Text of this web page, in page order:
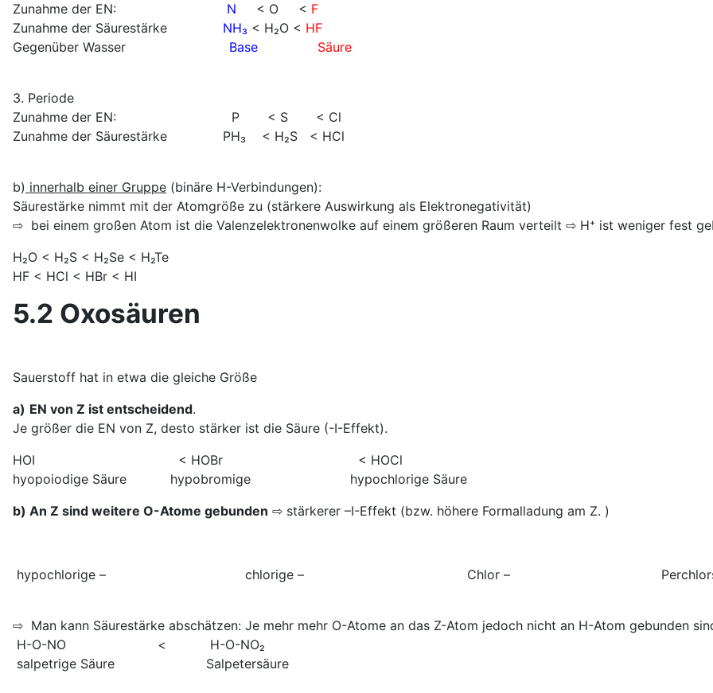
Zunahme der EN: N < O < F
Zunahme der Säurestärke NH₃ < H₂O < HF
Gegenüber Wasser Base Säure
3. Periode
Zunahme der EN: P < S < Cl
Zunahme der Säurestärke PH₃ < H₂S < HCl
b) innerhalb einer Gruppe (binäre H-Verbindungen):
Säurestärke nimmt mit der Atomgröße zu (stärkere Auswirkung als Elektronegativität)
⇨ bei einem großen Atom ist die Valenzelektronenwolke auf einem größeren Raum verteilt ⇨ H⁺ ist weniger fest
H₂O < H₂S < H₂Se < H₂Te
HF < HCl < HBr < HI
5.2 Oxosäuren
Sauerstoff hat in etwa die gleiche Größe
a) EN von Z ist entscheidend.
Je größer die EN von Z, desto stärker ist die Säure (-I-Effekt).
HOI < HOBr < HOCl
hyopoiodige Säure hypobromige hypochlorige Säure
b) An Z sind weitere O-Atome gebunden ⇨ stärkerer –I-Effekt (bzw. höhere Formalladung am Z. )
hypochlorige – chlorige – Chlor –
⇨ Man kann Säurestärke abschätzen: Je mehr mehr O-Atome an das Z-Atom jedoch nicht an H-Atom gebunden
H-O-NO < H-O-NO₂
salpetrige Säure Salpetersäure